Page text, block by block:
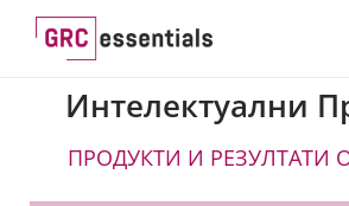
Интелектуални
ПРОДУКТИ И РЕЗУЛТАТИ